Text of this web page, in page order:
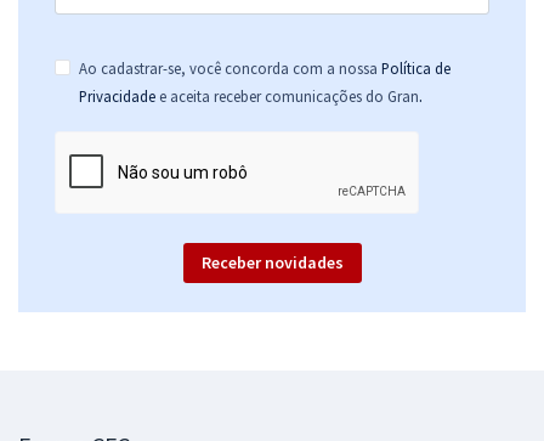
Ao cadastrar-se, você concorda com a nossa Política de
Privacidade e aceita receber comunicações do Gran.
Receber novidades